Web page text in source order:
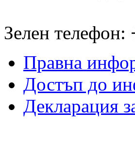
Зелен телефон:
Правна
Достъп до
Декларация